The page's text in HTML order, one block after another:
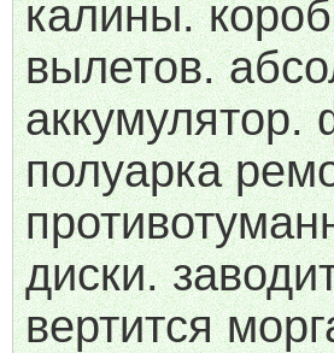
калины.
вылетов.
аккумулятор.
полуарка
диски.
вертится